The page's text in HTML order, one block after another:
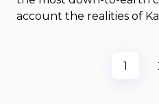
account the realities of
1